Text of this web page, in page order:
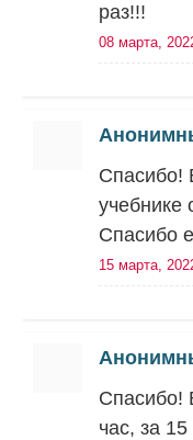
раз!!!
08 марта,
Спасибо!
учебнике
Спасибо
15 марта,
Спасибо!
час, за